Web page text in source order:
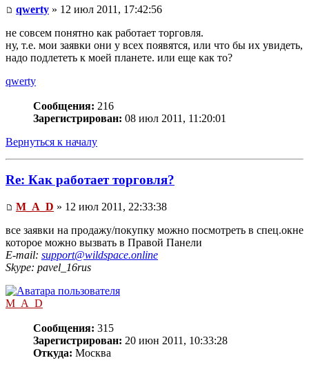
qwerty » 12 июл 2011, 17:42:56
не совсем понятно как работает торговля.
ну, т.е. мои заявки они у всех появятся, или что бы их увидеть,
надо подлететь к моей планете. или еще как то?
qwerty
Сообщения: 216
Зарегистрирован: 08 июл 2011, 11:20:01
Вернуться к началу
Re: Как работает торговля?
M_A_D » 12 июл 2011, 22:33:38
все заявки на продажу/покупку можно посмотреть в спец.окне
которое можно вызвать в Правой Панели
E-mail: support@wildspace.online
Skype: pavel_16rus
M_A_D
Сообщения: 315
Зарегистрирован: 20 июн 2011, 10:33:28
Откуда: Москва